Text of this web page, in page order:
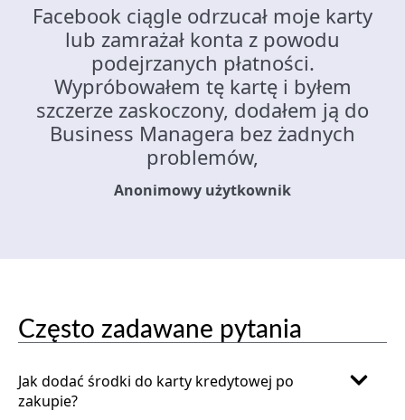
Facebook ciągle odrzucał moje karty
lub zamrażał konta z powodu
podejrzanych płatności.
Wypróbowałem tę kartę i byłem
szczerze zaskoczony, dodałem ją do
Business Managera bez żadnych
problemów,
Anonimowy użytkownik
Często zadawane pytania
Jak dodać środki do karty kredytowej po
zakupie?